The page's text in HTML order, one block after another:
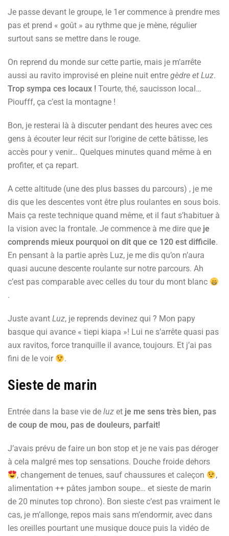
Je passe devant le groupe, le 1er commence à prendre mes
pas et prend « goût » au rythme que je mène, régulier
surtout sans se mettre dans le rouge.
On reprend du monde sur cette partie, mais je m’arrête
aussi au ravito improvisé en pleine nuit entre gèdre et Luz.
Trop sympa ces locaux ! Tourte, thé, saucisson local…
Pioufff, ça c’est la montagne !
Bon, je resterai là à discuter pendant des heures avec ces
gens à écouter leur récit sur l’origine de cette bâtisse, les
accès pour y venir… Quelques minutes quand même à en
profiter, et ça repart.
A cette altitude (une des plus basses du parcours) , je me
dis que les descentes vont être plus roulantes en sous bois.
Mais ça reste technique quand même, et il faut s’habituer à
la vision avec la frontale. Je commence à me dire que je
comprends mieux pourquoi on dit que ce 120 est difficile.
En pensant à la partie après Luz, je me dis qu’on n’aura
quasi aucune descente roulante sur notre parcours. Ah
c’est pas comparable avec celles du tour du mont blanc
.
Juste avant Luz, je reprends devinez qui ? Mon papy
basque qui avance « tiepi kiapa »! Lui ne s’arrête quasi pas
aux ravitos, force tranquille il avance, toujours. Et j’ai pas
fini de le voir
.
Sieste de marin
Entrée dans la base vie de luz et je me sens très bien, pas
de coup de mou, pas de douleurs, parfait!
J’avais prévu de faire un bon stop et je ne vais pas déroger
à cela malgré mes top sensations. Douche froide dehors
, changement de tenues, sauf chaussures et caleçon
,
alimentation ++ pâtes jambon soupe… et sieste de marin
de 20 minutes top chrono). Bon sieste c’est pas vraiment le
cas, je m’allonge, repos mais sans m’endormir, avec dans
les oreilles pourtant une musique douce puis la vidéo de